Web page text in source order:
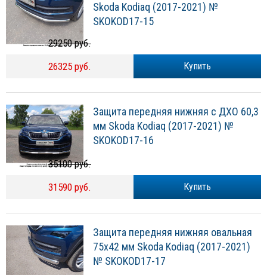
Skoda Kodiaq (2017-2021) №
SKOKOD17-15
Купить
29250 руб.
26325 руб.
Защита передняя нижняя c ДХО 60,3
мм Skoda Kodiaq (2017-2021) №
SKOKOD17-16
Купить
35100 руб.
31590 руб.
Защита передняя нижняя овальная
75х42 мм Skoda Kodiaq (2017-2021)
№ SKOKOD17-17